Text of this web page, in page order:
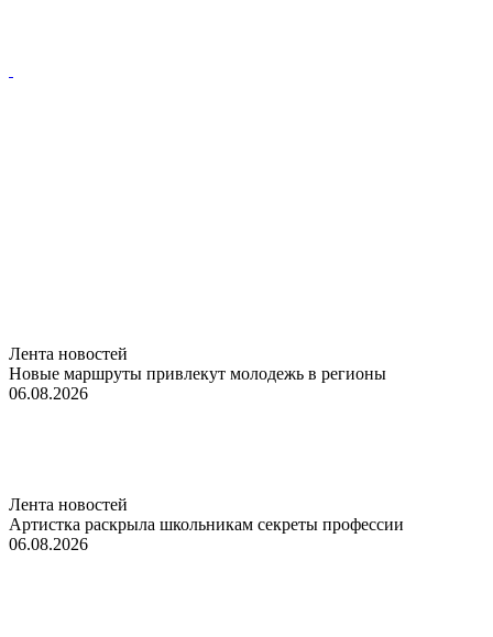
Лента новостей
Новые маршруты привлекут молодежь в регионы
06.08.2026
Лента новостей
Артистка раскрыла школьникам секреты профессии
06.08.2026